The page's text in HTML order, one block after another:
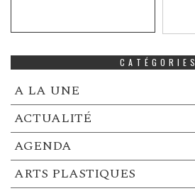
CATÉGORIES
A LA UNE
ACTUALITÉ
AGENDA
ARTS PLASTIQUES